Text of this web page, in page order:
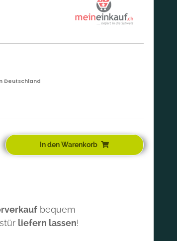
Deutschland
In den Warenkorb
bequem
liefern lassen!